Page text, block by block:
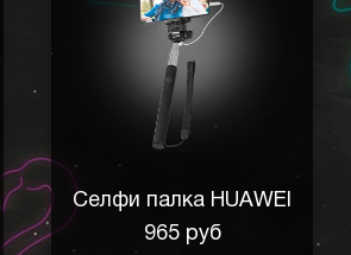
Селфи палка HUAWEI
965 руб